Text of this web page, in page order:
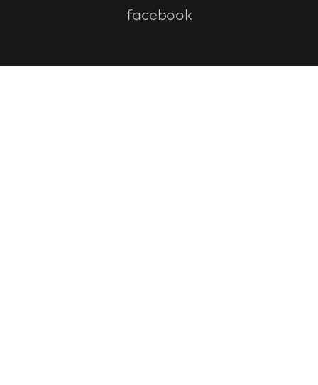
facebook
Klantenservice